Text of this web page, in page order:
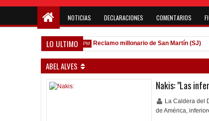
NOTICIAS DECLARACIONES COMENTARIOS
LO ULTIMO
de la Reserva 1:52 PM Reclamo millonario de San Martín (SJ)
ABEL ALVES
Nakis: "Las
La Caldera del
de América,